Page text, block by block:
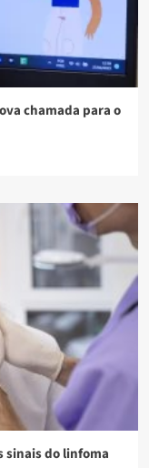
chamada para o
sinais do linfoma